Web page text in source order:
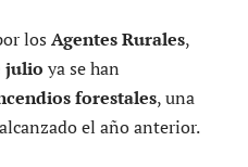
los Agentes Rurales,
julio ya se han
forestales, una
el año anterior.